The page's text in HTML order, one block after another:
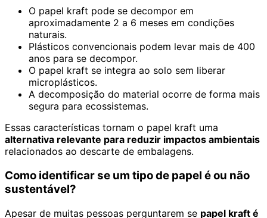
O papel kraft pode se decompor em
aproximadamente 2 a 6 meses em condições
naturais.
Plásticos convencionais podem levar mais de 400
anos para se decompor.
O papel kraft se integra ao solo sem liberar
microplásticos.
A decomposição do material ocorre de forma mais
segura para ecossistemas.
Essas características tornam o papel kraft uma
alternativa relevante para reduzir impactos ambientais
relacionados ao descarte de embalagens.
Como identificar se um tipo de papel é ou não
sustentável?
Apesar de muitas pessoas perguntarem se papel kraft é